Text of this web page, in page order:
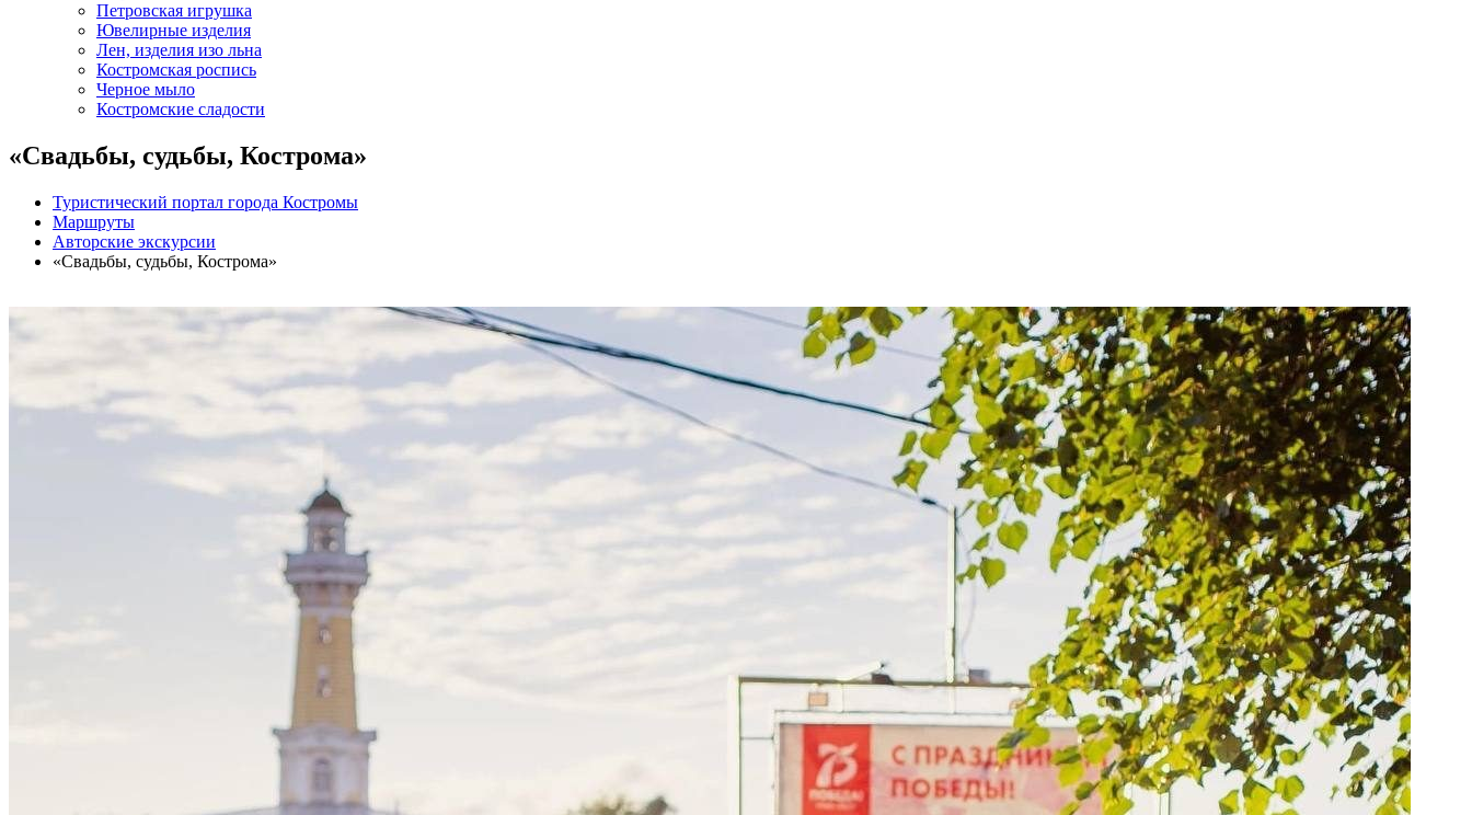
Петровская игрушка
Ювелирные изделия
Лен, изделия изо льна
Костромская роспись
Черное мыло
Костромские сладости
«Свадьбы, судьбы, Кострома»
Туристический портал города Костромы
Маршруты
Авторские экскурсии
«Свадьбы, судьбы, Кострома»